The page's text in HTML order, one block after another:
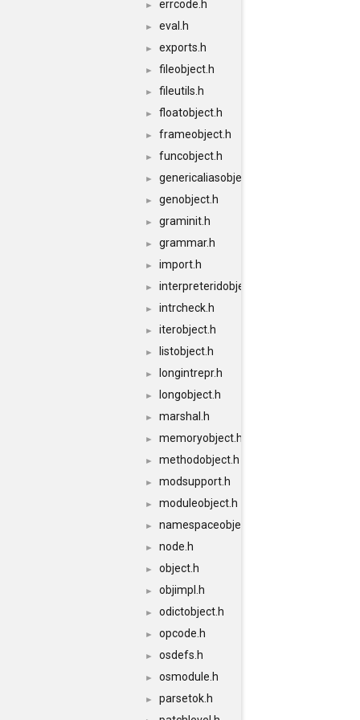
► errcode.h
► eval.h
► exports.h
► fileobject.h
► fileutils.h
► floatobject.h
► frameobject.h
► funcobject.h
► genericaliasobject.h
► genobject.h
► graminit.h
► grammar.h
► import.h
► interpreteridobject.h
► intrcheck.h
► iterobject.h
► listobject.h
► longintrepr.h
► longobject.h
► marshal.h
► memoryobject.h
► methodobject.h
► modsupport.h
► moduleobject.h
► namespaceobject.h
► node.h
► object.h
► objimpl.h
► odictobject.h
► opcode.h
► osdefs.h
► osmodule.h
► parsetok.h